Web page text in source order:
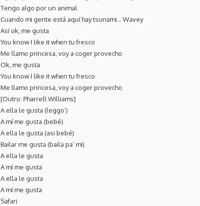
Tengo algo por un animal
Cuando mi gente está aquí hay tsunami… Wavey
Así ok, me gusta
You know I like it when tu fresco
Me llamo princesa, voy a coger provecho
Ok, me gusta
You know I like it when tu fresco
Me llamo princesa, voy a coger provecho
[Outro: Pharrell Williams]
A ella le gusta (leggo’)
A mí me gusta (bebé)
A ella le gusta (asi bebé)
Bailar me gusta (baila pa’ mi)
A ella le gusta
A mí me gusta
A ella le gusta
A mí me gusta
Safari